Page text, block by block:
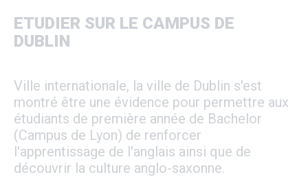
ETUDIER SUR LE CAMPUS DE
DUBLIN
Ville internationale, la ville de Dublin s'est
montré être une évidence pour permettre aux
étudiants de première année de Bachelor
(Campus de Lyon) de renforcer
l'apprentissage de l'anglais ainsi que de
découvrir la culture anglo-saxonne.